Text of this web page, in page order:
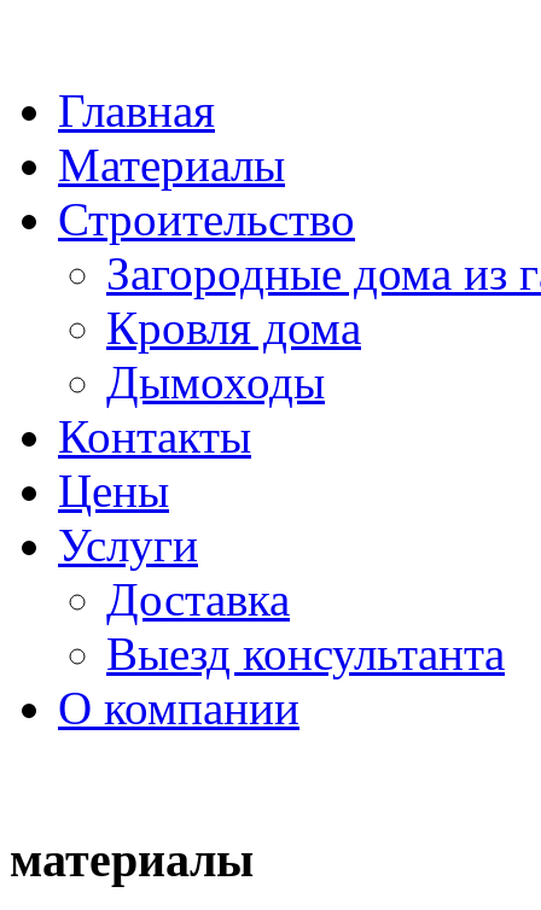
Главная
Материалы
Строительство
Загородные дома из
Кровля дома
Дымоходы
Контакты
Цены
Услуги
Доставка
Выезд консультанта
О компании
материалы